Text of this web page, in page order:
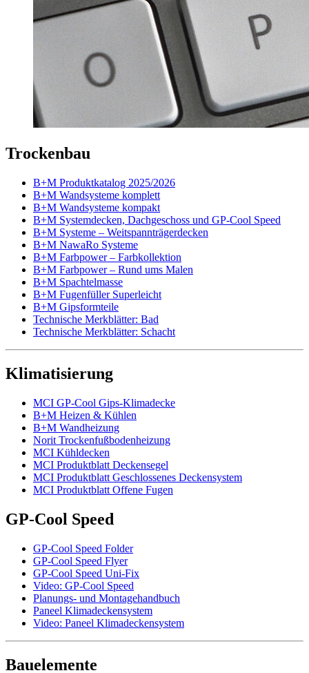
Trockenbau
B+M Produktkatalog 2025/2026
B+M Wandsysteme komplett
B+M Wandsysteme kompakt
B+M Systemdecken, Dachgeschoss und GP-Cool Speed
B+M Systeme – Weitspannträgerdecken
B+M NawaRo Systeme
B+M Farbpower – Farbkollektion
B+M Farbpower – Rund ums Malen
B+M Spachtelmasse
B+M Fugenfüller Superleicht
B+M Gipsformteile
Technische Merkblätter: Bad
Technische Merkblätter: Schacht
Klimatisierung
MCI GP-Cool Gips-Klimadecke
B+M Heizen & Kühlen
B+M Wandheizung
Norit Trockenfußbodenheizung
MCI Kühldecken
MCI Produktblatt Deckensegel
MCI Produktblatt Geschlossenes Deckensystem
MCI Produktblatt Offene Fugen
GP-Cool Speed
GP-Cool Speed Folder
GP-Cool Speed Flyer
GP-Cool Speed Uni-Fix
Video: GP-Cool Speed
Planungs- und Montagehandbuch
Paneel Klimadeckensystem
Video: Paneel Klimadeckensystem
Bauelemente